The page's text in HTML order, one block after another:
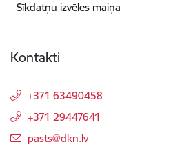
Sīkdatņu izvēles maiņa
Kontakti
+371 63490458
+371 29447641
E-pasts:
pasts@dkn.lv